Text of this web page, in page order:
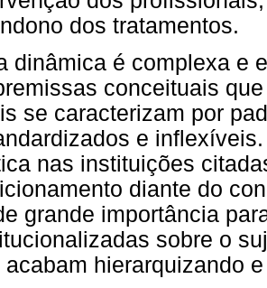
dos tratamentos.
dinâmica é complexa e
conceituais
se caracterizam por
e
nas instituições
diante do
grande importância
sobre o
acabam hierarquizando